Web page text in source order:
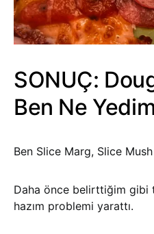
SONUÇ:
Ben Ne
Ben Slice Marg, Slice
Daha önce belirttiğim gibi
hazım problemi yarattı.